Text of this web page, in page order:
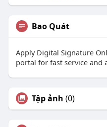
Bao Quát
Apply Digital Signature
portal for fast service and
Tập ảnh (0)